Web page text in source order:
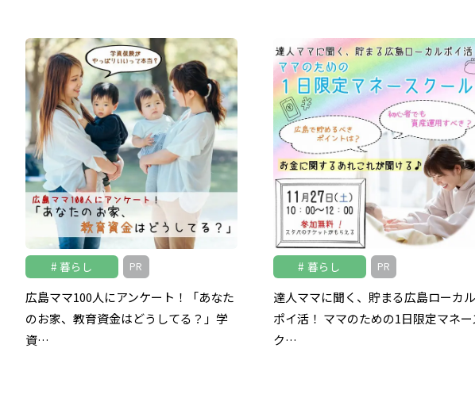
暮らし PR
広島ママ100人にアンケート！「あなた
のお家、教育資金はどうしてる？」学
資…
暮らし PR
達人ママに聞く、貯まる広島ローカル
ポイ活！ ママのための1日限定マネー
ク…